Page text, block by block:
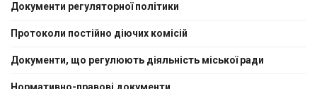
Документи регуляторної політики
Протоколи постійно діючих комісій
Документи, що регулюють діяльність міської ради